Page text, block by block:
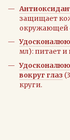
защищает
окружающей
мл): питает и
вокруг глаз
круги.